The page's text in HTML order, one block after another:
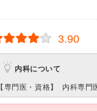
3.90
内科について
【専門医・資格】 内科専門